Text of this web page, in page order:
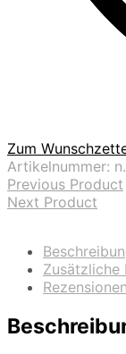
Zum
Artikelnummer:
Previous Product
Next Product
Zusätzliche